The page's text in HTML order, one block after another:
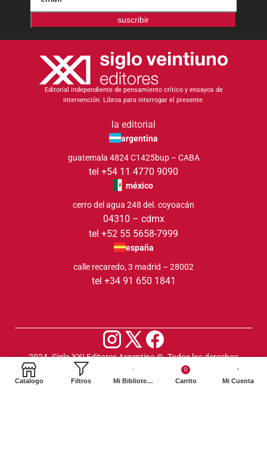
suscribir
Editorial independiente de pensamiento crítico y ensayos de
intervención. Libros para interrogar el presente.
la editorial
argentina
guatemala 4824 C1425bup – CABA
tel +54 11 4770 9090
méxico
cerro del agua 248 del. coyoacán
04310 – cdmx
tel +52 55 5658-7999
españa
calle recaredo, 3 madrid – 28002
tel +34 91 650 1841
2024. Siglo XXI Editores Argentina ©️. Todos los derechos
reservados
Catalogo Filtros Mi Biblioteca
0
Carrito Mi Cuenta